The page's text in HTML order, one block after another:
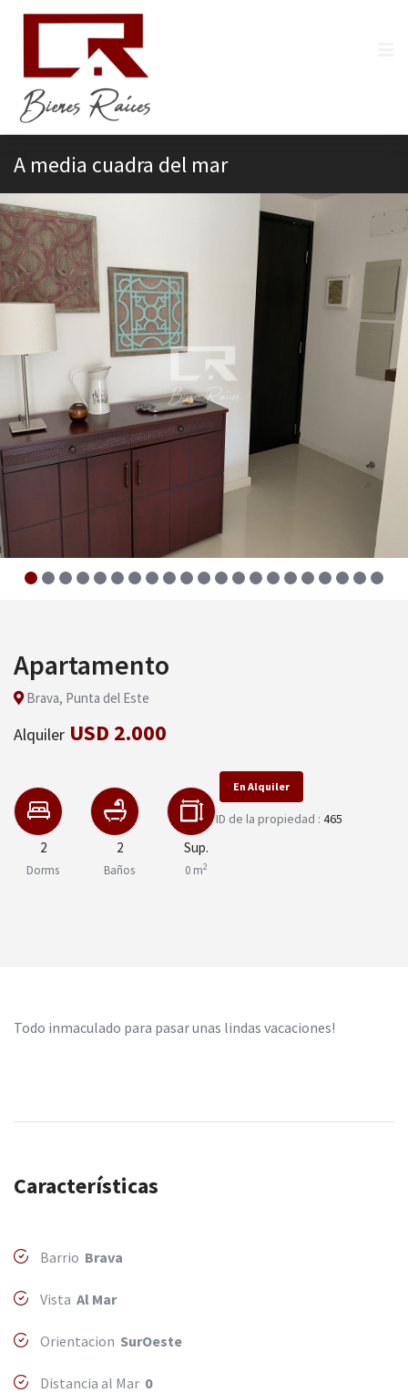
A media cuadra del mar
Apartamento
Brava, Punta del Este
Alquiler USD 2.000
2
Dorms
2
Baños
Sup.
0 m2
En Alquiler
ID de la propiedad : 465
Todo inmaculado para pasar unas lindas vacaciones!
Características
Barrio Brava
Vista Al Mar
Orientacion SurOeste
Distancia al Mar 0